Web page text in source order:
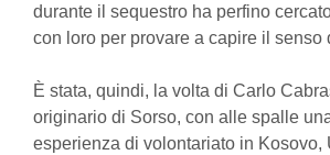
durante il sequestro ha perfino
con loro per provare a capire il senso
È stata, quindi, la volta di Carlo
originario di Sorso, con alle spalle
esperienza di volontariato in Kosovo,